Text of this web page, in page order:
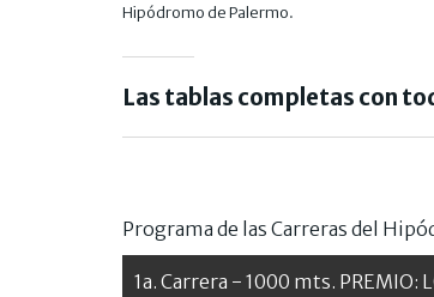
Hipódromo de Palermo.
Las tablas completas con
Programa de las Carreras del
1a. Carrera - 1000 mts. PREMIO: